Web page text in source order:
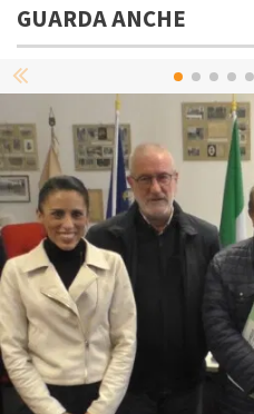
GUARDA ANCHE